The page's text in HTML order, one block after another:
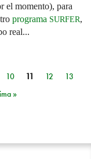
el momento), para
programa SURFER,
real...
10 11 12
13
»